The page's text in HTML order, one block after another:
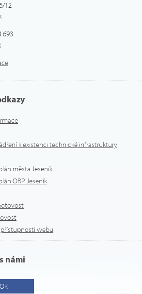
12
693
k existenci technické infrastruktury
města Jeseník
ORP Jeseník
webu
námi